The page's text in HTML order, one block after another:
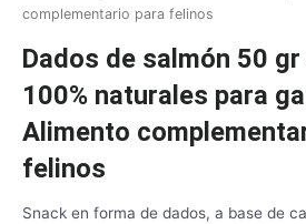
Blog
complementario para felinos
Dados de salmón 50
100% naturales para
Alimento
felinos
Snack en forma de dados, a base de